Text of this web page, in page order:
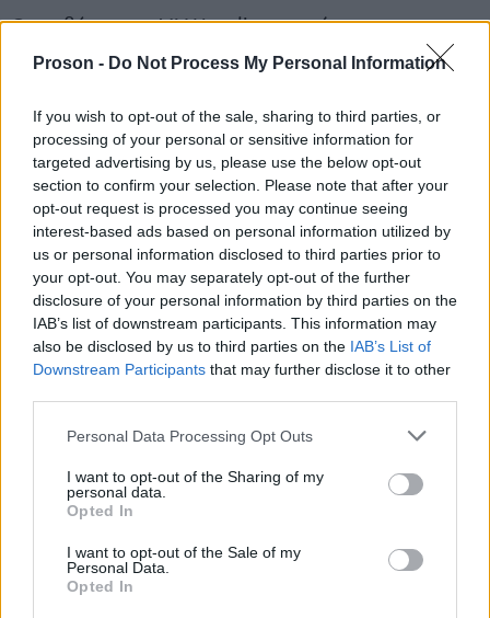
Proson - Do Not Process My Personal Information
If you wish to opt-out of the sale, sharing to third parties, or
processing of your personal or sensitive information for
targeted advertising by us, please use the below opt-out
section to confirm your selection. Please note that after your
opt-out request is processed you may continue seeing
interest-based ads based on personal information utilized by
us or personal information disclosed to third parties prior to
your opt-out. You may separately opt-out of the further
disclosure of your personal information by third parties on the
IAB’s list of downstream participants. This information may
also be disclosed by us to third parties on the IAB’s List of
Downstream Participants that may further disclose it to other
Please note that this website/app uses one or more Google
not limited to your visit or usage behaviour. You may click to
grant or deny consent to Google and its third-party tags to
use your data for below specified purposes in below Google
consent section.
Personal Data Processing Opt Outs
I want to opt-out of the Sharing of my
personal data.
Opted In
I want to opt-out of the Sale of my
Personal Data.
Opted In
Οι επιβάτες του MV Hondius αναμένεται να
αποβιβαστούν στην Τενερίφη στις 11 Μαΐου, με τις
αυξημένης ετοιμότητας.
Τα πρώτα θύματα και τα ύποπτα
συμπτώματα
πρώτος θάνατος
καταγράφηκε στις 11 Απριλίου
και αφορούσε έναν70χρονοΟλλανδό επιβάτη.
Λίγες ημέρες αργότερα, στις 26 Απριλίου, πέθανε
και η 69χρονησύζυγός του, ενώ το τρίτο θύμα
Σύμφωνα με ερευνητές, το ζευγάρι των Ολλανδών
πιθανόνμολύνθηκε
παρατήρησης πουλιών στην Ουσουάια της
Αργεντινής.